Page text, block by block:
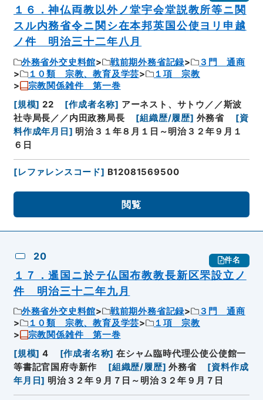
１６．神仏両教以外ノ堂宇会堂説教所等ニ関
スル内務省令ニ関シ在本邦英国公使ヨリ申越
ノ件 明治三十二年八月
外務省外交史料館 戦前期外務省記録
３門 通商
１０類 宗教、教育及学芸
１項 宗教
宗教関係雑件 第一巻
[規模] 22 [作成者名称] アーネスト、サトウ／／斯波
社寺局長／／内田政務局長
[組織歴/履歴] 外務省 [資
料作成年月日 ] 明治３１年８月１日～明治３２年９月１
６日
[レファレンスコード] B12081569500
閲覧
20 件名
１７．暹国ニ於テ仏国布教教長新区罘設立ノ
件 明治三十二年九月
外務省外交史料館 戦前期外務省記録
３門 通商
１０類 宗教、教育及学芸
１項 宗教
宗教関係雑件 第一巻
[規模] 4 [作成者名称] 在シャム臨時代理公使公使館一
等書記官国府寺新作
[組織歴/履歴] 外務省 [資料作成
年月日] 明治３２年９月７日～明治３２年９月７日